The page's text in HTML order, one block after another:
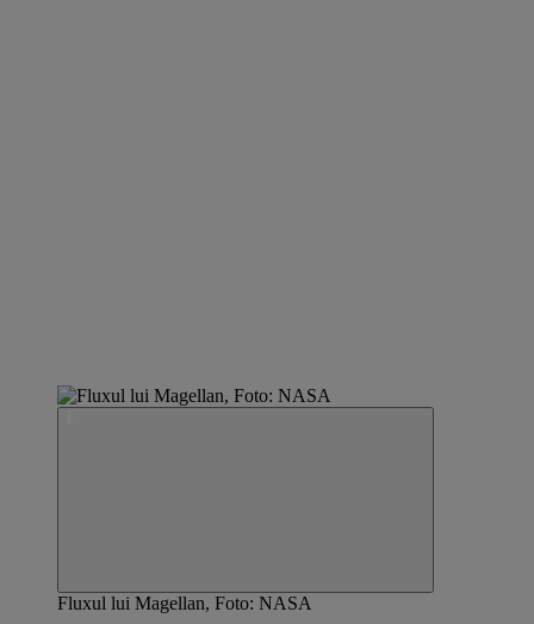
Fluxul lui Magellan, Foto: NASA